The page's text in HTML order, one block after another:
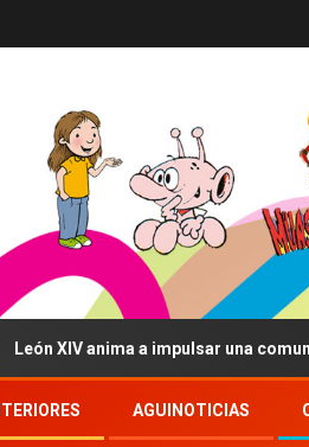
anima a impulsar una comunicación
AGUINOTICIAS